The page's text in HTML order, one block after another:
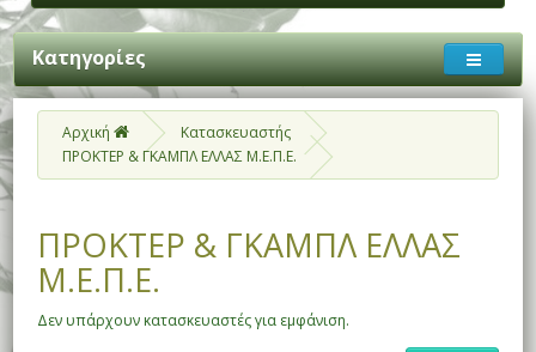
Κατηγορίες
Αρχική
Κατασκευαστής
ΠΡΟΚΤΕΡ & ΓΚΑΜΠΛ ΕΛΛΑΣ Μ.Ε.Π.Ε.
ΠΡΟΚΤΕΡ & ΓΚΑΜΠΛ ΕΛΛΑΣ
Μ.Ε.Π.Ε.
Δεν υπάρχουν κατασκευαστές για εμφάνιση.